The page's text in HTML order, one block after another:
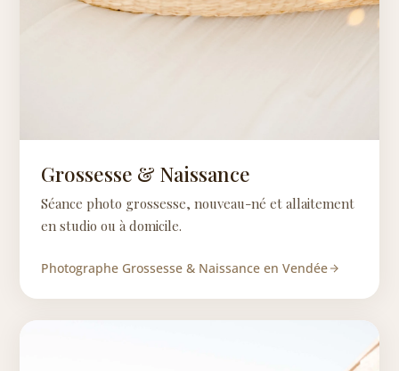
Grossesse & Naissance
Séance photo grossesse, nouveau-né et allaitement
en studio ou à domicile.
Photographe Grossesse & Naissance en Vendée